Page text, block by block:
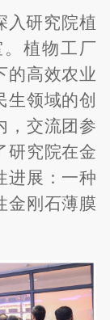
入研究院植
植物工厂
的高效农业
领域的创
，交流团参
研究院在金
进展：一种
金刚石薄膜